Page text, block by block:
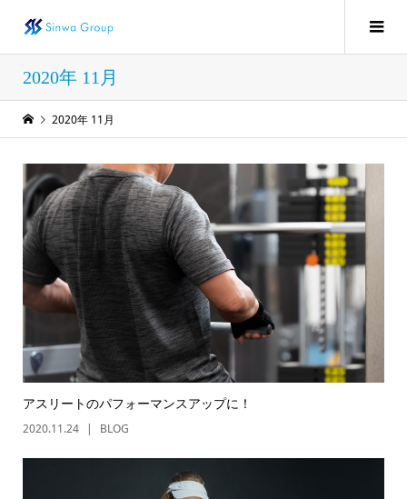
2020年 11月
2020年 11月
アスリートのパフォーマンスアップに！
2020.11.24 BLOG